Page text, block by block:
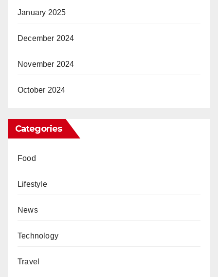
January 2025
December 2024
November 2024
October 2024
Categories
Food
Lifestyle
News
Technology
Travel